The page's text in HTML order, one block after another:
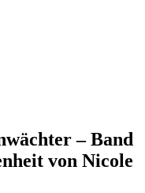
– Band
von Nicole